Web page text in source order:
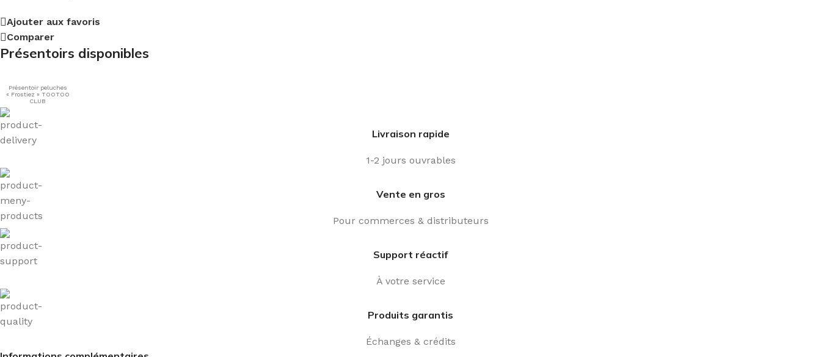
Ajouter aux favoris
Comparer
Présentoirs disponibles
Présentoir peluches
« Frostiez » TOOTOO
CLUB
Livraison rapide
1-2 jours ouvrables
Vente en gros
Pour commerces & distributeurs
Support réactif
À votre service
Produits garantis
Échanges & crédits